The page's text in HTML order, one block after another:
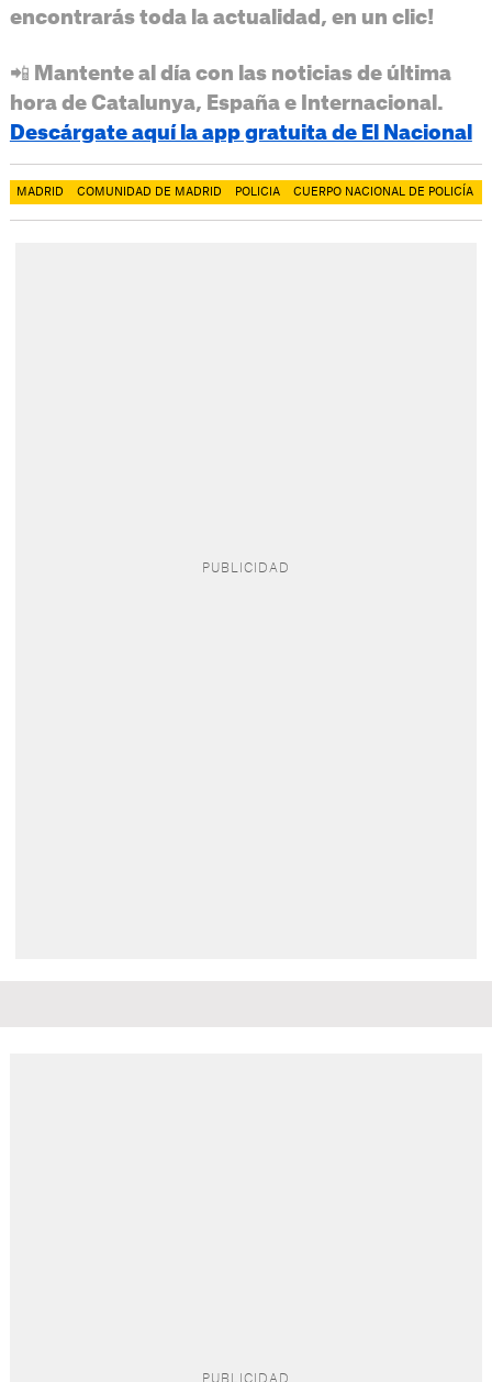
encontrarás toda la actualidad, en un clic!
📲 Mantente al día con las noticias de última
hora de Catalunya, España e Internacional.
Descárgate aquí la app gratuita de El Nacional
MADRID COMUNIDAD DE MADRID POLICIA CUERPO NACIONAL DE POLICÍA